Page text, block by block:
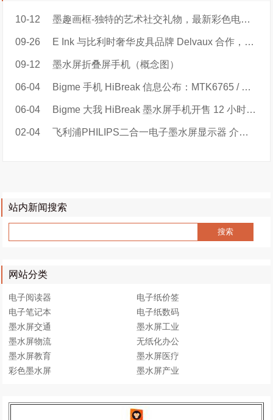
10-12 墨趣画框-独特的艺术社交礼物，最新彩色电子纸智能画框
09-26 E Ink 与比利时奢华皮具品牌 Delvaux 合作，推出巴黎时装周限量手袋
09-12 墨水屏折叠屏手机（概念图）
06-04 Bigme 手机 HiBreak 信息公布：MTK6765 / 天玑 900，219 美元起
06-04 Bigme 大我 HiBreak 墨水屏手机开售 12 小时总销量超 880 单
02-04 飞利浦PHILIPS二合一电子墨水屏显示器 介绍视频
站内新闻搜索
网站分类
电子阅读器
电子纸价签
电子笔记本
电子纸数码
墨水屏交通
墨水屏工业
墨水屏物流
无纸化办公
墨水屏教育
墨水屏医疗
彩色墨水屏
墨水屏产业